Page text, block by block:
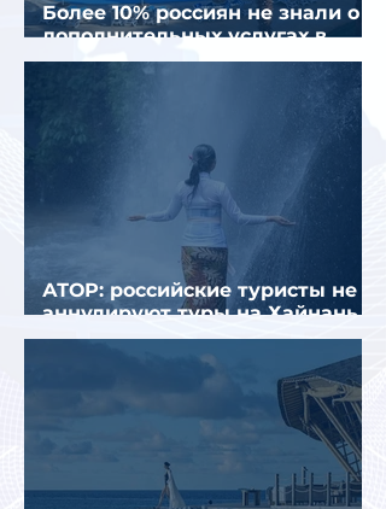
Более 10% россиян не знали о
дополнительных услугах в
отелях
АТОР: российские туристы не
аннулируют туры на Хайнань
из-за тайфуна «Дельфин»